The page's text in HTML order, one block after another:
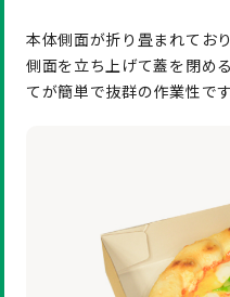
本体側面が折り畳まれてお
側面を立ち上げて蓋を閉め
てが簡単で抜群の作業性です